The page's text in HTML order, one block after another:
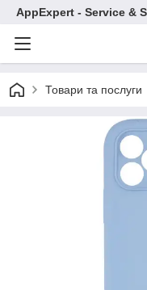
AppExpert - Service &
Товари та послуги